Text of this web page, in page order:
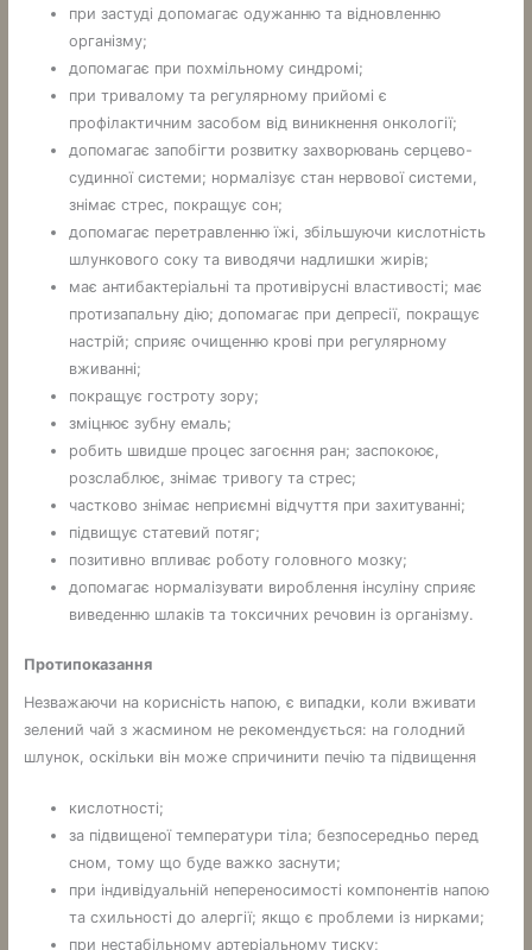
при застуді допомагає одужанню та відновленню
організму;
допомагає при похмільному синдромі;
при тривалому та регулярному прийомі є
профілактичним засобом від виникнення онкології;
допомагає запобігти розвитку захворювань серцево-
судинної системи; нормалізує стан нервової системи,
знімає стрес, покращує сон;
допомагає перетравленню їжі, збільшуючи кислотність
шлункового соку та виводячи надлишки жирів;
має антибактеріальні та противірусні властивості; має
протизапальну дію; допомагає при депресії, покращує
настрій; сприяє очищенню крові при регулярному
вживанні;
покращує гостроту зору;
зміцнює зубну емаль;
робить швидше процес загоєння ран; заспокоює,
розслаблює, знімає тривогу та стрес;
частково знімає неприємні відчуття при захитуванні;
підвищує статевий потяг;
позитивно впливає роботу головного мозку;
допомагає нормалізувати вироблення інсуліну сприяє
виведенню шлаків та токсичних речовин із організму.
Протипоказання
Незважаючи на корисність напою, є випадки, коли вживати
зелений чай з жасмином не рекомендується: на голодний
шлунок, оскільки він може спричинити печію та підвищення
кислотності;
за підвищеної температури тіла; безпосередньо перед
сном, тому що буде важко заснути;
при індивідуальній непереносимості компонентів напою
та схильності до алергії; якщо є проблеми із нирками;
при нестабільному артеріальному тиску;